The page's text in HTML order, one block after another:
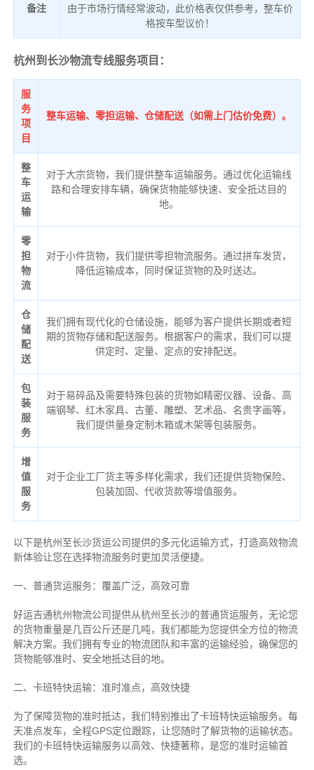
备注
由于市场行情经常波动，此价格表仅供参考，整车价
格按车型议价！
杭州到长沙物流专线服务项目：
服
务
项
目
整车运输、零担运输、仓储配送（如需上门估价免费）。
整
车
运
输
对于大宗货物，我们提供整车运输服务。通过优化运输线
路和合理安排车辆，确保货物能够快速、安全抵达目的
地。
零
担
物
流
对于小件货物，我们提供零担物流服务。通过拼车发货，
降低运输成本，同时保证货物的及时送达。
仓
储
配
送
我们拥有现代化的仓储设施，能够为客户提供长期或者短
期的货物存储和配送服务。根据客户的需求，我们可以提
供定时、定量、定点的安排配送。
包
装
服
务
对于易碎品及需要特殊包装的货物如精密仪器、设备、高
端钢琴、红木家具、古董、雕塑、艺术品、名贵字画等，
我们提供量身定制木箱或木架等包装服务。
增
值
服
务
对于企业工厂货主等多样化需求，我们还提供货物保险、
包装加固、代收货款等增值服务。
以下是杭州至长沙货运公司提供的多元化运输方式，打造高效物流
新体验让您在选择物流服务时更加灵活便捷。
一、普通货运服务：覆盖广泛，高效可靠
好运吉通杭州物流公司提供从杭州至长沙的普通货运服务，无论您
的货物重量是几百公斤还是几吨，我们都能为您提供全方位的物流
解决方案。我们拥有专业的物流团队和丰富的运输经验，确保您的
货物能够准时、安全地抵达目的地。
二、卡班特快运输：准时准点，高效快捷
为了保障货物的准时抵达，我们特别推出了卡班特快运输服务。每
天准点发车，全程GPS定位跟踪，让您随时了解货物的运输状态。
我们的卡班特快运输服务以高效、快捷著称，是您的准时运输首
选。